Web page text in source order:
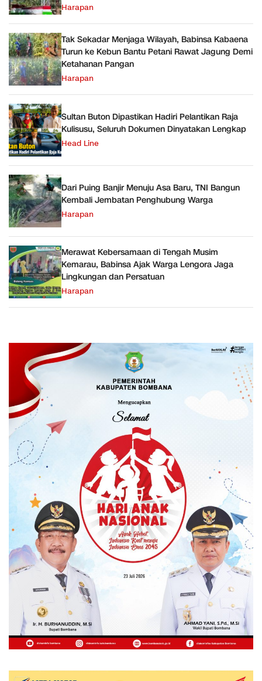
Harapan
Tak Sekadar Menjaga Wilayah, Babinsa Kabaena
Turun ke Kebun Bantu Petani Rawat Jagung Demi
Ketahanan Pangan
Harapan
Sultan Buton Dipastikan Hadiri Pelantikan Raja
Kulisusu, Seluruh Dokumen Dinyatakan Lengkap
Head Line
Dari Puing Banjir Menuju Asa Baru, TNI Bangun
Kembali Jembatan Penghubung Warga
Harapan
Merawat Kebersamaan di Tengah Musim
Kemarau, Babinsa Ajak Warga Lengora Jaga
Lingkungan dan Persatuan
Harapan